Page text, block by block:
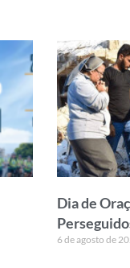
Dia de
6 de agosto de